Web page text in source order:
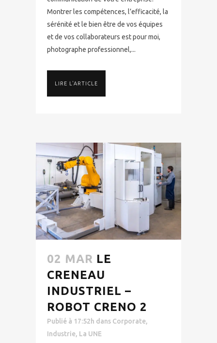
Montrer les compétences, l’efficacité, la
sérénité et le bien être de vos équipes
et de vos collaborateurs est pour moi,
photographe professionnel,...
LIRE L'ARTICLE
02 MAR LE
CRENEAU
INDUSTRIEL –
ROBOT CRENO 2
Publié à 17:52h dans Corporate,
Industrie, La UNE